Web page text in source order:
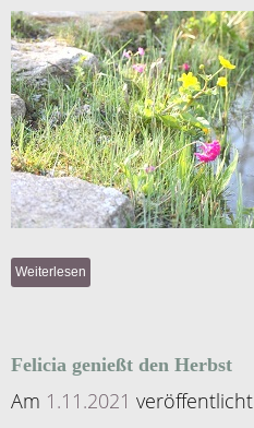
Weiterlesen
Felicia genießt den Herbst
Am 1.11.2021 veröffentlicht